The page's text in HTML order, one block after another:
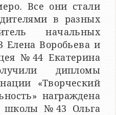
Все они стали
в разных
начальных
Воробьева и
№44 Екатерина
дипломы
«Творческий
награждена
школы №43 Ольга